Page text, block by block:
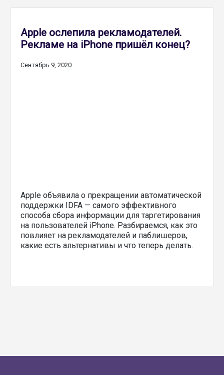
Apple ослепила рекламодателей.
Рекламе на iPhone пришёл конец?
Сентябрь 9, 2020
Apple объявила о прекращении автоматической
поддержки IDFA — самого эффективного
способа сбора информации для таргетирования
на пользователей iPhone. Разбираемся, как это
повлияет на рекламодателей и паблишеров,
какие есть альтернативы и что теперь делать.